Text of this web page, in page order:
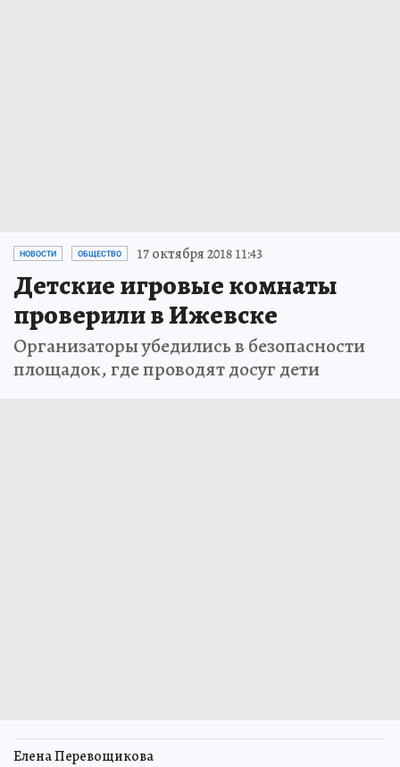
НОВОСТИ ОБЩЕСТВО 17 октября 2018 11:43
Детские игровые комнаты
проверили в Ижевске
Организаторы убедились в безопасности
площадок, где проводят досуг дети
Елена Перевощикова